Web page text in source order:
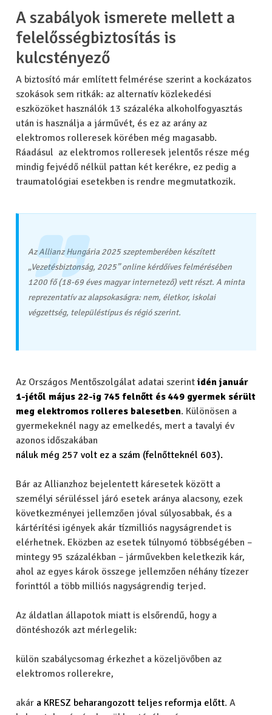
A szabályok ismerete mellett a
felelősségbiztosítás is
kulcstényező
A biztosító már említett felmérése szerint a kockázatos
szokások sem ritkák: az alternatív közlekedési
eszközöket használók 13 százaléka alkoholfogyasztás
után is használja a járművét, és ez az arány az
elektromos rolleresek körében még magasabb.
Ráadásul az elektromos rolleresek jelentős része még
mindig fejvédő nélkül pattan két kerékre, ez pedig a
traumatológiai esetekben is rendre megmutatkozik.
Az Allianz Hungária 2025 szeptemberében készített
„Vezetésbiztonság, 2025” online kérdőíves felmérésében
1200 fő (18-69 éves magyar internetező) vett részt. A minta
reprezentatív az alapsokaságra: nem, életkor, iskolai
végzettség, településtípus és régió szerint.
Az Országos Mentőszolgálat adatai szerintidén január
1-jétől május 22-ig 745 felnőtt és 449 gyermek sérült
meg elektromos rolleres balesetben. Különösen a
gyermekeknél nagy az emelkedés, mert a tavalyi év
azonos időszakában
náluk még 257 volt ez a szám (felnőtteknél 603).
Bár az Allianzhoz bejelentett káresetek között a
személyi sérüléssel járó esetek aránya alacsony, ezek
következményei jellemzően jóval súlyosabbak, és a
kártérítési igények akár tízmilliós nagyságrendet is
elérhetnek. Eközben az esetek túlnyomó többségében –
mintegy 95 százalékban – járművekben keletkezik kár,
ahol az egyes károk összege jellemzően néhány tízezer
forinttól a több milliós nagyságrendig terjed.
Az áldatlan állapotok miatt is elsőrendű, hogy a
döntéshozók azt mérlegelik:
külön szabálycsomag érkezhet a közeljövőben az
elektromos rollerekre,
akár a KRESZ beharangozott teljes reformja előtt. A